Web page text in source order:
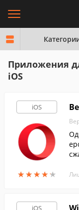
Приложения
iOS
iOS
★★★★★
★★★★★
iOS